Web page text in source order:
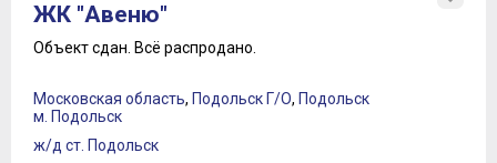
ЖК "Авеню"
Объект сдан. Всё распродано.
Московская область, Подольск Г/О, Подольск
м. Подольск
ж/д ст. Подольск